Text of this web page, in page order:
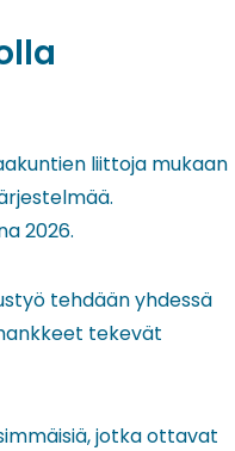
liittoja mukaan
2026.
tehdään yhdessä
tekevät
jotka ottavat